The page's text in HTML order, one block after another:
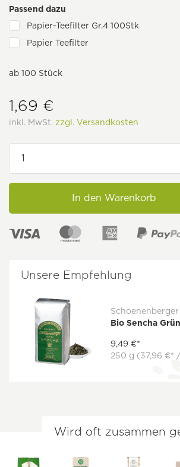
Passend dazu
Papier-Teefilter Gr.4 100Stk
Papier Teefilter
ab 100 Stück
1,69 €
inkl. MwSt. zzgl. Versandkosten
In den Warenkorb
Unsere Empfehlung
Schoenenberger
Bio Sencha
9,49 €*
250 g (37,96 €*
Wird oft zusammen